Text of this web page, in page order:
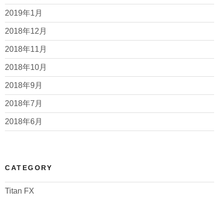
2019年1月
2018年12月
2018年11月
2018年10月
2018年9月
2018年7月
2018年6月
CATEGORY
Titan FX